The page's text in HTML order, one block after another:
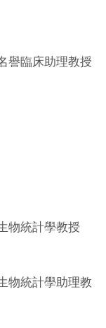
譽臨床助理教授
物統計學教授
物統計學助理教